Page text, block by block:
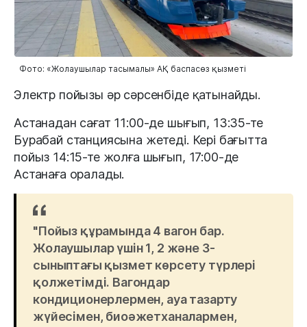
Фото: «Жолаушылар тасымалы» АҚ баспасөз қызметі
Электр пойызы әр сәрсенбіде қатынайды.
Астанадан сағат 11:00-де шығып, 13:35-те
Бурабай станциясына жетеді. Кері бағытта
пойыз 14:15-те жолға шығып, 17:00-де
Астанаға оралады.
"Пойыз құрамында 4 вагон бар.
Жолаушылар үшін 1, 2 және 3-
сыныптағы қызмет көрсету түрлері
қолжетімді. Вагондар
кондиционерлермен, ауа тазарту
жүйесімен, биоәжетханалармен,